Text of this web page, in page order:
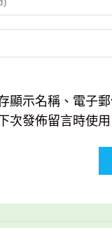
顯示名稱、電子
次發佈留言時使用